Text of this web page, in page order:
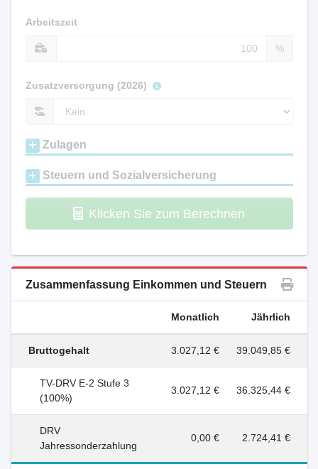
Arbeitszeit
%
Zusatzversorgung (2026)
Zulagen
Steuern und Sozialversicherung
Klicken Sie zum Berechnen
Zusammenfassung Einkommen und Steuern
Monatlich Jährlich
Bruttogehalt 3.027,12 € 39.049,85 €
TV-DRV E-2 Stufe 3
(100%)
3.027,12 € 36.325,44 €
DRV
Jahressonderzahlung
0,00 € 2.724,41 €